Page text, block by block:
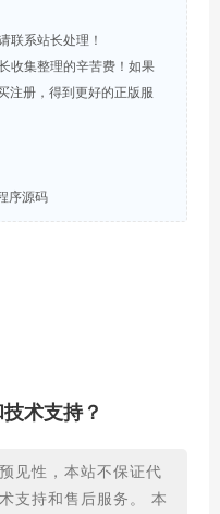
联系站长处理！
收集整理的辛苦费！如果
注册，得到更好的正版服
序源码
术支持？
见性，本站不保证代
支持和售后服务。 本